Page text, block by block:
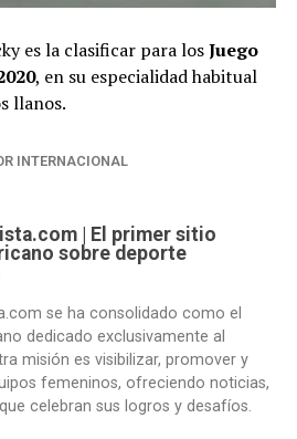
es la clasificar para losJuego
, en su especialidad habitual
llanos.
INTERNACIONAL
| El primer sitio
sobre deporte
se ha consolidado como el
dedicado exclusivamente al
misión es visibilizar, promover y
femeninos, ofreciendo noticias,
celebran sus logros y desafíos.